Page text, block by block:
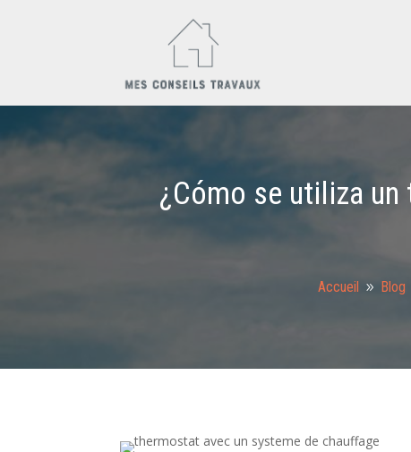
¿Cómo se utiliza
Accueil 9 Blog